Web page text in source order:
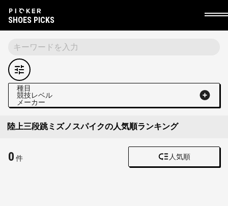
SHOES PICKS
種目
競技レベル
メーカー
陸上三段跳ミズノスパイクの人気順ランキング
0 件 人気順